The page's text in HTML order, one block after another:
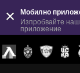
Мобилно
Изпробвайте
приложение